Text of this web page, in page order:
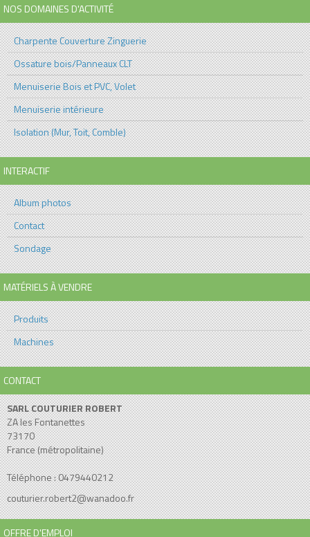
NOS DOMAINES D'ACTIVITÉ
Charpente Couverture Zinguerie
Ossature bois/Panneaux CLT
Menuiserie Bois et PVC, Volet
Menuiserie intérieure
Isolation (Mur, Toit, Comble)
INTERACTIF
Album photos
Contact
Sondage
MATÉRIELS À VENDRE
Produits
Machines
CONTACT
SARL COUTURIER ROBERT
ZA les Fontanettes
73170
France (métropolitaine)
Téléphone : 0479440212
couturier.robert2@wanadoo.fr
OFFRE D'EMPLOI